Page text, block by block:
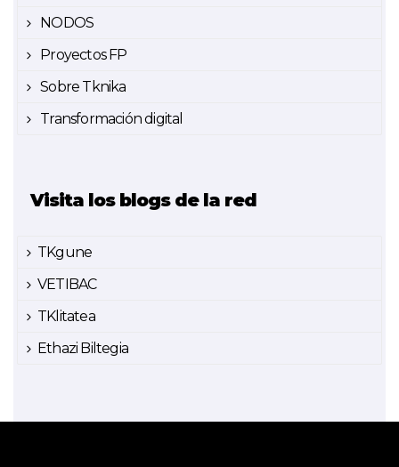
NODOS
Proyectos FP
Sobre Tknika
Transformación digital
Visita los blogs de la red
TKgune
VETIBAC
TKlitatea
Ethazi Biltegia